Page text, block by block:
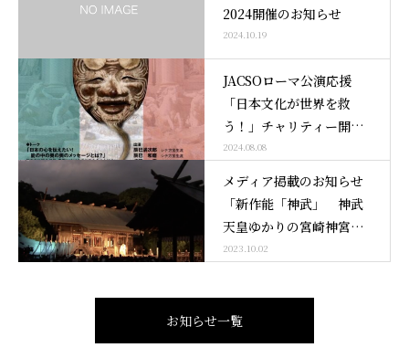
2024開催のお知らせ
2024.10.19
JACSOローマ公演応援
「日本文化が世界を救
う！」チャリティー開催
のお知らせ
2024.08.08
メディア掲載のお知らせ
「新作能「神武」 神武
天皇ゆかりの宮崎神宮で
上演」
2023.10.02
お知らせ一覧